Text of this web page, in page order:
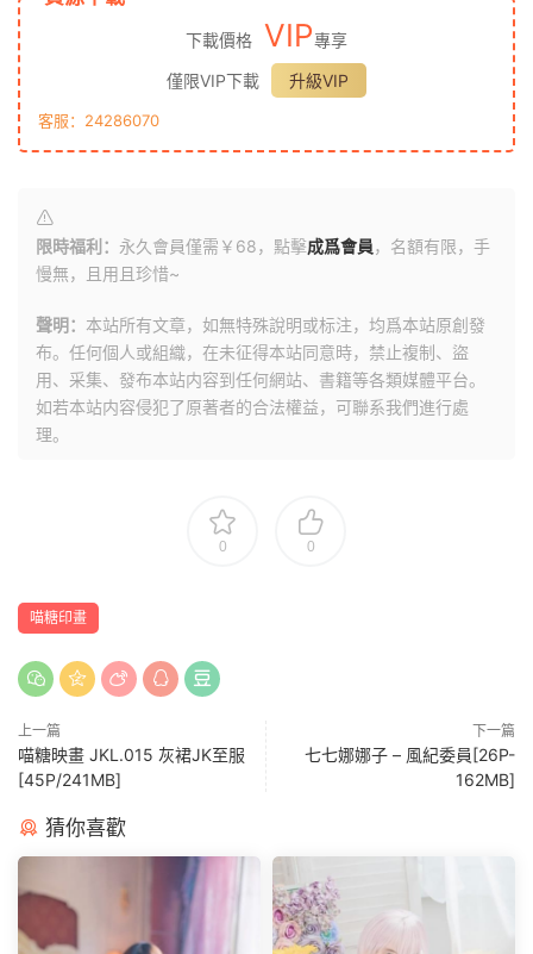
下載價格 VIP專享
僅限VIP下載
升級VIP
客服：24286070
限時福利： 永久會員僅需￥68，點擊成爲會員，名額有限，手
慢無，且用且珍惜~
聲明： 本站所有文章，如無特殊說明或标注，均爲本站原創發
布。任何個人或組織，在未征得本站同意時，禁止複制、盜
用、采集、發布本站内容到任何網站、書籍等各類媒體平台。
如若本站内容侵犯了原著者的合法權益，可聯系我們進行處
理。
0 0
喵糖印畫
上一篇
喵糖映畫 JKL.015 灰裙JK至服
[45P/241MB]
下一篇
七七娜娜子 – 風紀委員[26P-
162MB]
猜你喜歡